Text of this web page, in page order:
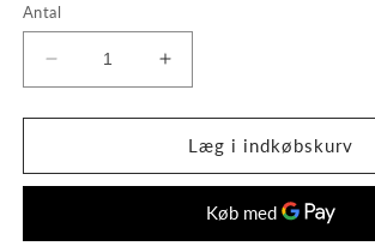
Antal
Reducer
antallet
for
Grøn
Øg
antallet
for
Redekasse.
Grøn
Læg i indkøbskurv